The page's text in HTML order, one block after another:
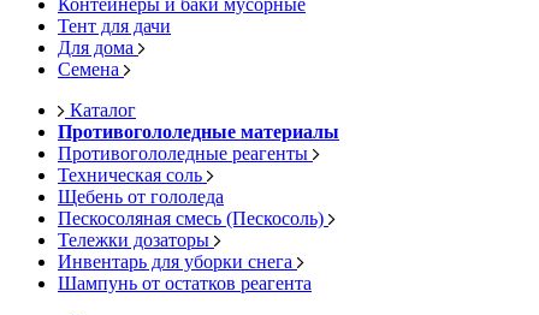
Контейнеры и баки мусорные
Тент для дачи
Для дома
Семена
Каталог
Противогололедные материалы
Противогололедные реагенты
Техническая соль
Щебень от гололеда
Пескосоляная смесь (Пескосоль)
Тележки дозаторы
Инвентарь для уборки снега
Шампунь от остатков реагента